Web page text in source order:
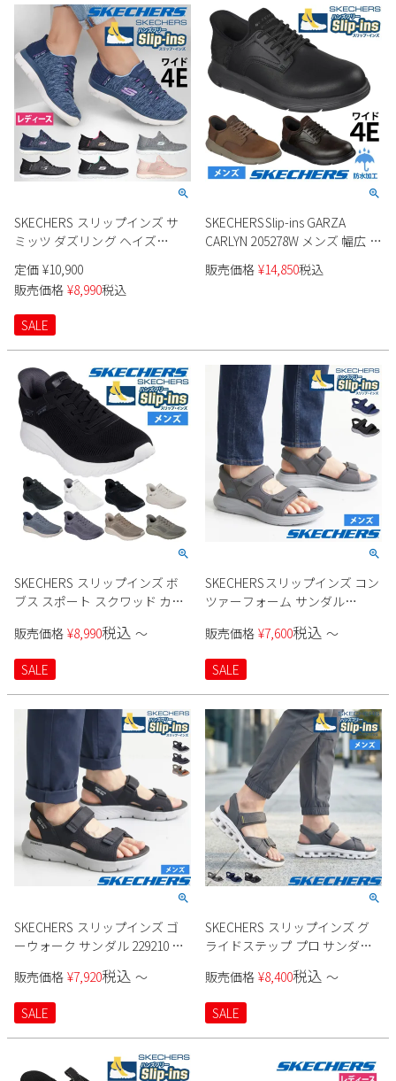
SKECHERS スリップインズ サ
ミッツ ダズリング ヘイズ
149937W レディース
定価 ¥10,900
販売価格 ¥8,990税込
SALE
SKECHERSSlip-ins GARZA
CARLYN 205278W メンズ 幅広 防
水
販売価格 ¥14,850税込
SKECHERS スリップインズ ボ
ブス スポート スクワッド カオ
メンズ
販売価格 ¥8,990税込 〜
SALE
SKECHERSスリップインズ コン
ツァーフォーム サンダル
販売価格 ¥7,600税込 〜
SALE
SKECHERS スリップインズ ゴ
ーウォーク サンダル 229210 メ
販売価格 ¥7,920税込 〜
SALE
SKECHERS スリップインズ グ
ライドステップ プロ サンダル
販売価格 ¥8,400税込 〜
SALE